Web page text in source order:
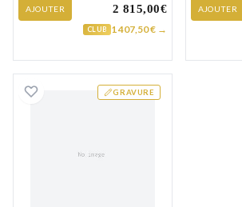
AJOUTER 2 815,00€
CLUB 1 407,50 € →
AJOUTER
GRAVURE
Gourmette Or Blanc Beneir